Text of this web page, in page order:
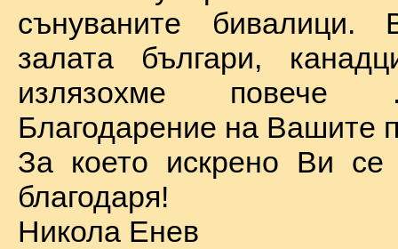
сънуваните бивалици.
залата българи,
излязохме
Благодарение на Вашите
За което искрено Ви се
благодаря!
Никола Енев